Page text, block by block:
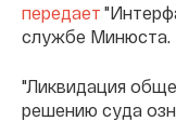
передает
службе Минюста.
"Ликвидация
решению суда